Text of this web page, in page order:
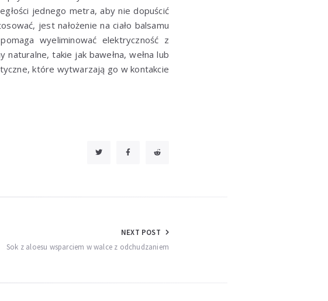
jednego metra, aby nie dopuścić
jest nałożenie na ciało balsamu
wyeliminować elektryczność z
takie jak bawełna, wełna lub
które wytwarzają go w kontakcie
NEXT POST
Sok z aloesu wsparciem w walce z odchudzaniem